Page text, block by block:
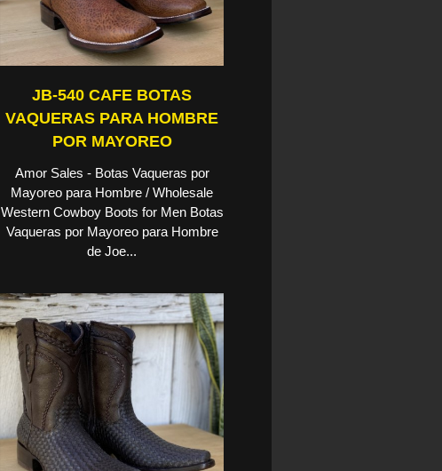
JB-540 CAFE BOTAS
VAQUERAS PARA HOMBRE
POR MAYOREO
Amor Sales - Botas Vaqueras por
Mayoreo para Hombre / Wholesale
Western Cowboy Boots for Men Botas
Vaqueras por Mayoreo para Hombre
de Joe...